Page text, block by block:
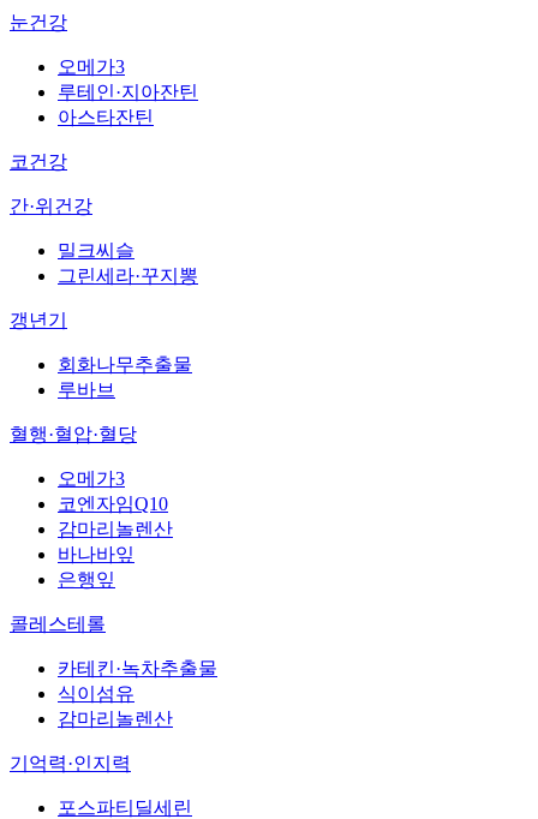
눈건강
오메가3
루테인·지아잔틴
아스타잔틴
코건강
간·위건강
밀크씨슬
그린세라·꾸지뽕
갱년기
회화나무추출물
루바브
혈행·혈압·혈당
오메가3
코엔자임Q10
감마리놀렌산
바나바잎
은행잎
콜레스테롤
카테킨·녹차추출물
식이섬유
감마리놀렌산
기억력·인지력
포스파티딜세린